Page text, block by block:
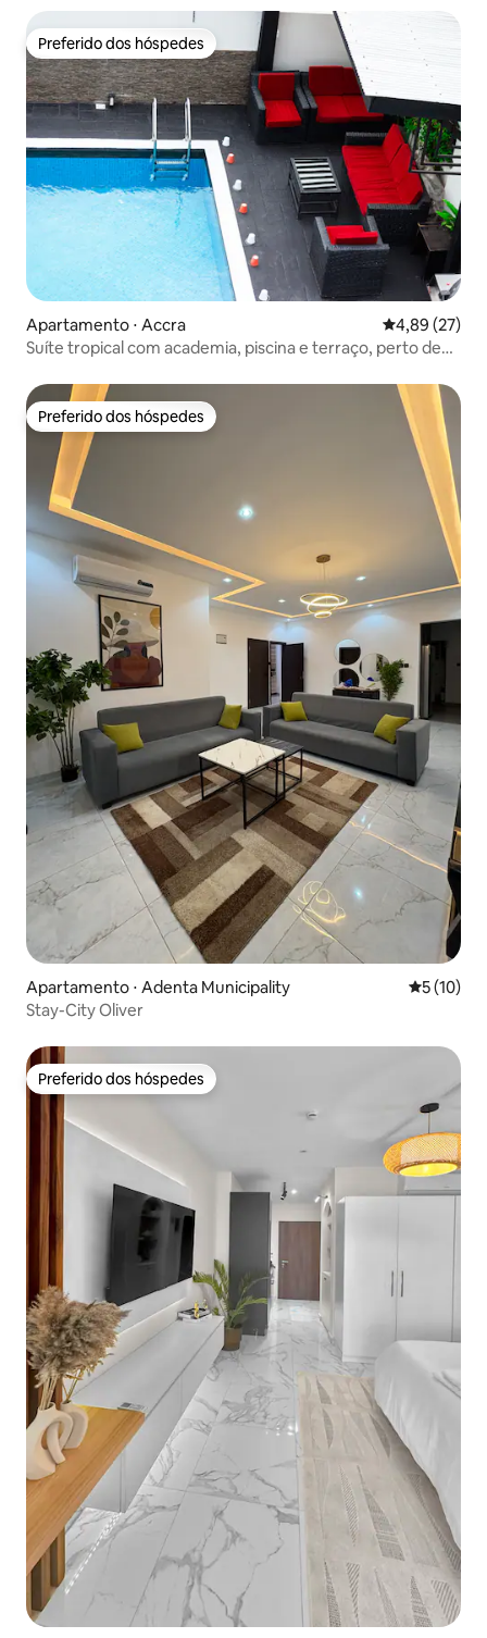
Preferido dos hóspedes
Preferido dos hóspedes
Apartamento ⋅ Accra 4,89 de uma
4,89 (27)
Suíte tropical com academia, piscina e terraço, perto de
Preferido dos hóspedes
Preferido dos hóspedes
Apartamento ⋅ Adenta Municipality 5 de uma
5 (10)
Stay-City Oliver
Preferido dos hóspedes
Preferido dos hóspedes